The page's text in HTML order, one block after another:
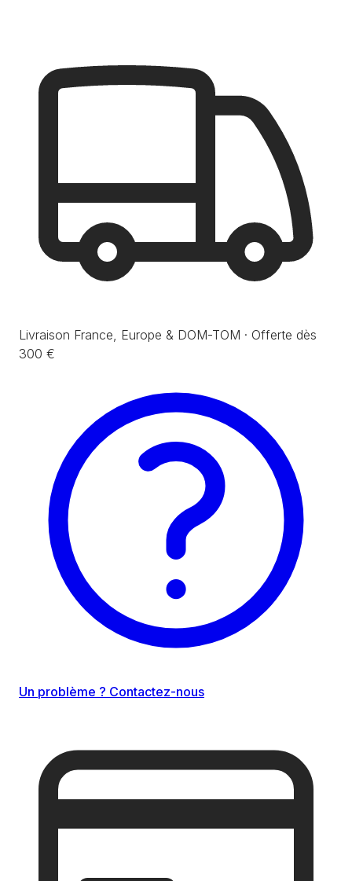
Livraison France, Europe & DOM-TOM · Offerte dès
300 €
Un problème ? Contactez-nous